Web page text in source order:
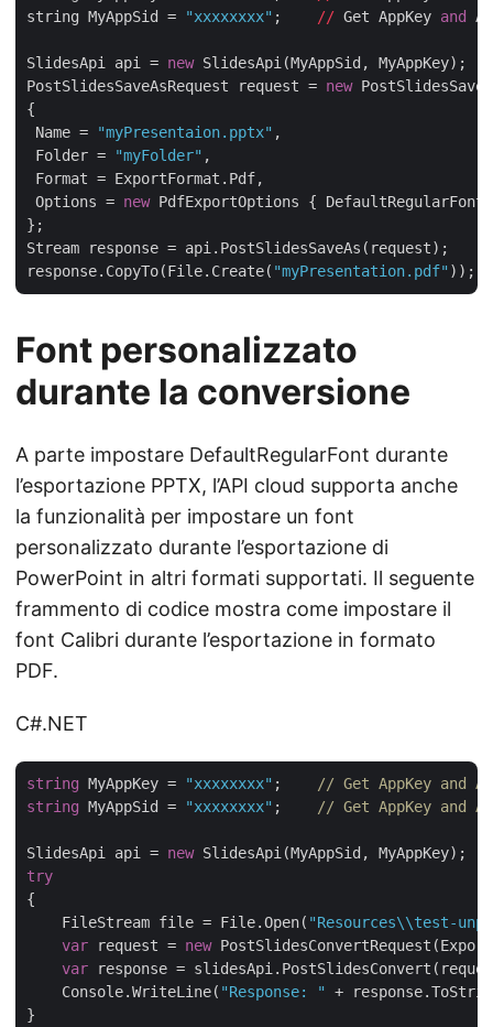
string MyAppSid =
"xxxxxxxx" ; // Get AppKey and
SlidesApi api = new SlidesApi(MyAppSid, MyAppKey);
PostSlidesSaveAsRequest request = new
{
Name =
"myPresentaion.pptx" ,
Folder =
"myFolder" ,
Format = ExportFormat.Pdf,
Options = new PdfExportOptions {
};
Stream response = api.PostSlidesSaveAs(request);
response.CopyTo(File.Create( "myPresentation.pdf"
Font personalizzato
durante la conversione
A parte impostare DefaultRegularFont durante
l’esportazione PPTX, l’API cloud supporta anche
la funzionalità per impostare un font
personalizzato durante l’esportazione di
PowerPoint in altri formati supportati. Il seguente
frammento di codice mostra come impostare il
font Calibri durante l’esportazione in formato
PDF.
C#.NET
string MyAppKey = "xxxxxxxx" ;
// Get AppKey and
string MyAppSid = "xxxxxxxx" ; // Get AppKey and
SlidesApi api = new
try
{
    FileStream file = File.Open(
"Resources\\test-
var request = new
var response =
    Console.WriteLine(
"Response: "
+